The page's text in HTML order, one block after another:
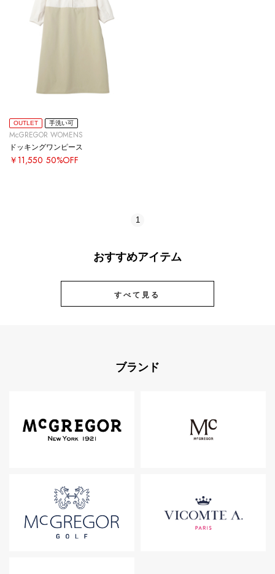
OUTLET 手洗い可
McGREGOR WOMENS
ドッキングワンピース
￥11,550 50%OFF
1
おすすめアイテム
すべて見る
ブランド